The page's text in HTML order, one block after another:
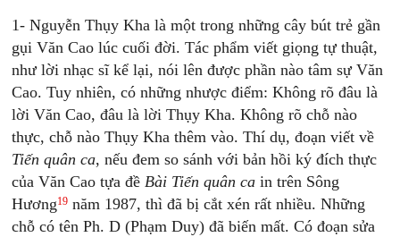
1- Nguyễn Thụy Kha là một trong những cây bút trẻ gần
gụi Văn Cao lúc cuối đời. Tác phẩm viết giọng tự thuật,
như lời nhạc sĩ kể lại, nói lên được phần nào tâm sự Văn
Cao. Tuy nhiên, có những nhược điểm: Không rõ đâu là
lời Văn Cao, đâu là lời Thụy Kha. Không rõ chỗ nào
thực, chỗ nào Thụy Kha thêm vào. Thí dụ, đoạn viết về
Tiến quân ca, nếu đem so sánh với bản hồi ký đích thực
của Văn Cao tựa đềBài Tiến quân ca in trên Sông
Hương19 năm 1987, thì đã bị cắt xén rất nhiều. Những
chỗ có tên Ph. D (Phạm Duy) đã biến mất. Có đoạn sửa